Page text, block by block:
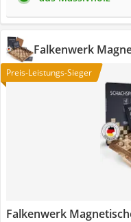
Falkenwerk
Preis-Leistungs-Sieger
Falkenwerk